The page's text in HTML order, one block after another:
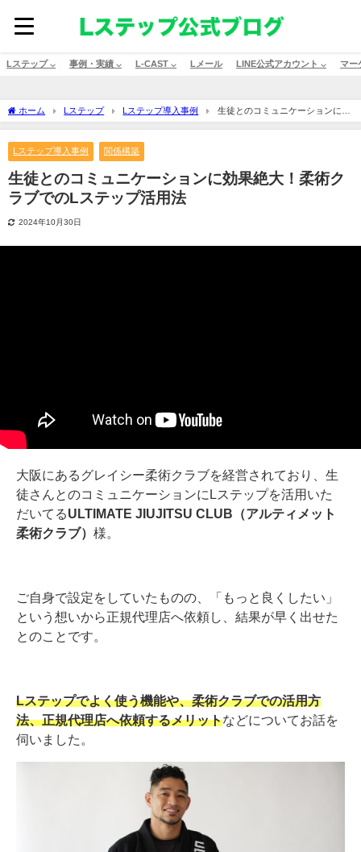
Lステップ ⌵ 事例・実績 ⌵ L-CAST ⌵ Lメール LINE公式アカウント ⌵ マー
ホーム Lステップ Lステップ導入事例
生徒とのコミュニケーションに効
果絶大！柔術クラブでのLステップ活用法
Lステップ導入事例 関係構築
生徒とのコミュニケーションに効果絶大！柔術ク
ラブでのLステップ活用法
2024年10月30日
大阪にあるグレイシー柔術クラブを経営されており、生
徒さんとのコミュニケーションにLステップを活用いた
だいてるULTIMATE JIUJITSU CLUB（アルティメット
柔術クラブ） 様。
ご自身で設定をしていたものの、「もっと良くしたい」
という想いから正規代理店へ依頼し、結果が早く出せた
とのことです。
Lステップでよく使う機能や、柔術クラブでの活用方
法、正規代理店へ依頼するメリットなどについてお話を
伺いました。